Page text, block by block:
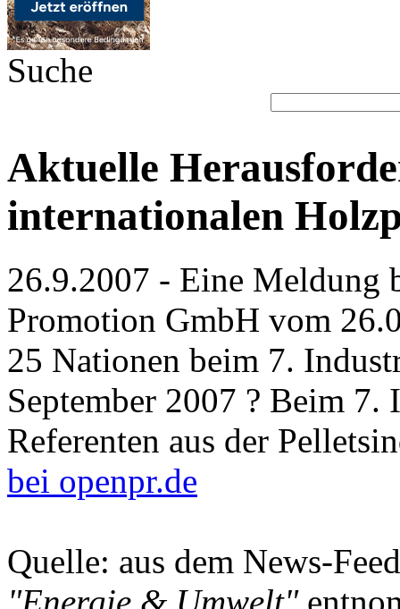
Suche
Aktuelle
internationalen
26.9.2007 - Eine Meldung
Promotion GmbH vom
25 Nationen beim 7.
September 2007 ? Beim
Referenten aus der
bei openpr.de
Quelle: aus dem News-
"Energie & Umwelt"